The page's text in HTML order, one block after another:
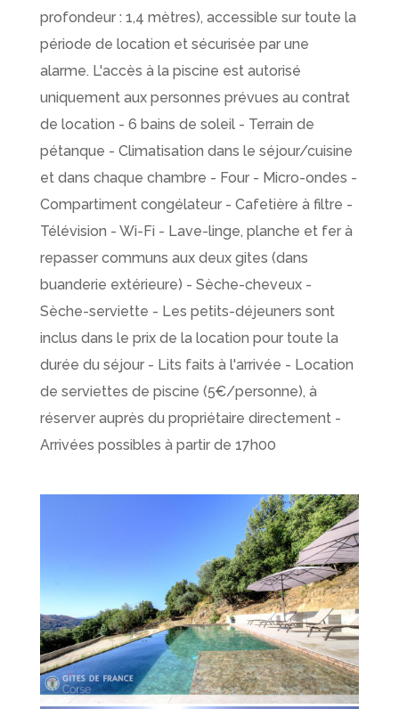
profondeur : 1,4 mètres), accessible sur toute la
période de location et sécurisée par une
alarme. L'accès à la piscine est autorisé
uniquement aux personnes prévues au contrat
de location - 6 bains de soleil - Terrain de
pétanque - Climatisation dans le séjour/cuisine
et dans chaque chambre - Four - Micro-ondes -
Compartiment congélateur - Cafetière à filtre -
Télévision - Wi-Fi - Lave-linge, planche et fer à
repasser communs aux deux gites (dans
buanderie extérieure) - Sèche-cheveux -
Sèche-serviette - Les petits-déjeuners sont
inclus dans le prix de la location pour toute la
durée du séjour - Lits faits à l'arrivée - Location
de serviettes de piscine (5€/personne), à
réserver auprès du propriétaire directement -
Arrivées possibles à partir de 17h00